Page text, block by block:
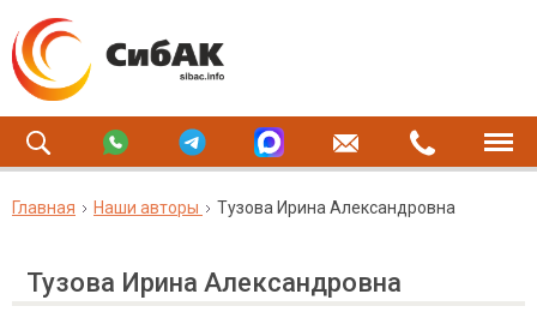
Главная Наши авторы Тузова Ирина Александровна
Тузова Ирина Александровна